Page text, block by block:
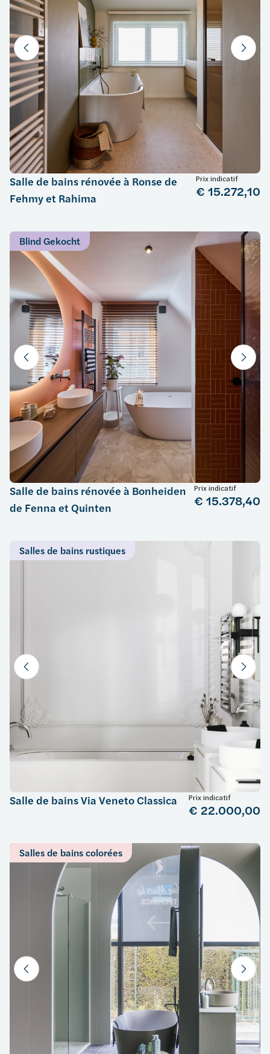
Salle de bains rénovée à Ronse de
Fehmy et Rahima
Prix indicatif
€ 15.272,10
Blind Gekocht
Salle de bains rénovée à Bonheiden
de Fenna et Quinten
Prix indicatif
€ 15.378,40
Salles de bains rustiques
Salle de bains Via Veneto Classica Prix indicatif
€ 22.000,00
Salles de bains colorées